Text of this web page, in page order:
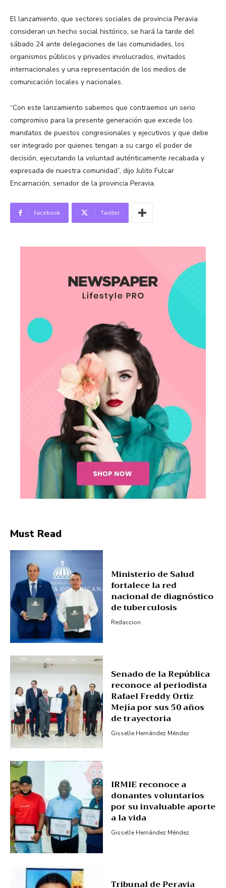
News Week
Magazine PRO
SUBSCRIBE NOW
Company
Subscription Plans
El lanzamiento, que sectores sociales de provincia Peravia
consideran un hecho social histórico, se hará la tarde del
sábado 24 ante delegaciones de las comunidades, los
organismos públicos y privados involucrados, invitados
internacionales y una representación de los medios de
comunicación locales y nacionales.
“Con este lanzamiento sabemos que contraemos un serio
compromiso para la presente generación que excede los
mandatos de puestos congresionales y ejecutivos y que debe
ser integrado por quienes tengan a su cargo el poder de
decisión, ejecutando la voluntad auténticamente recabada y
expresada de nuestra comunidad”, dijo Julito Fulcar
Encarnación, senador de la provincia Peravia.
Facebook Twitter
Must Read
Ministerio de Salud
fortalece la red
nacional de diagnóstico
de tuberculosis
Redaccion
Senado de la República
reconoce al periodista
Rafael Freddy Ortiz
Mejía por sus 50 años
de trayectoria
Gisselle Hernández Méndez
IRMIE reconoce a
donantes voluntarios
por su invaluable aporte
a la vida
Gisselle Hernández Méndez
Tribunal de Peravia